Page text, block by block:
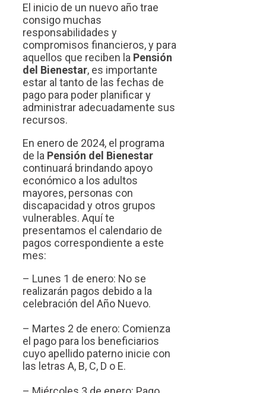
El inicio de un nuevo año trae
consigo muchas
responsabilidades y
compromisos financieros, y para
aquellos que reciben la Pensión
del Bienestar, es importante
estar al tanto de las fechas de
pago para poder planificar y
administrar adecuadamente sus
recursos.
En enero de 2024, el programa
de la Pensión del Bienestar
continuará brindando apoyo
económico a los adultos
mayores, personas con
discapacidad y otros grupos
vulnerables. Aquí te
presentamos el calendario de
pagos correspondiente a este
mes:
– Lunes 1 de enero: No se
realizarán pagos debido a la
celebración del Año Nuevo.
– Martes 2 de enero: Comienza
el pago para los beneficiarios
cuyo apellido paterno inicie con
las letras A, B, C, D o E.